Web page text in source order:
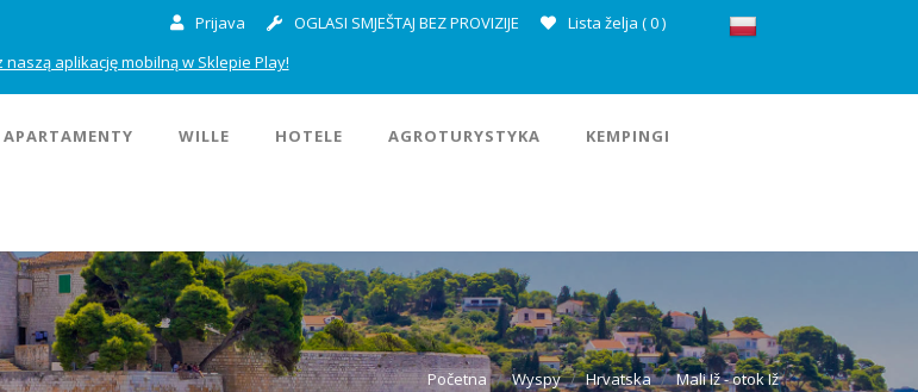
Prijava OGLASI SMJEŠTAJ BEZ PROVIZIJE Lista želja (0)
naszą aplikację mobilną w Sklepie Play!
APARTAMENTY WILLE HOTELE AGROTURYSTYKA KEMPINGI
Početna Wyspy Hrvatska Mali Iž - otok Iž